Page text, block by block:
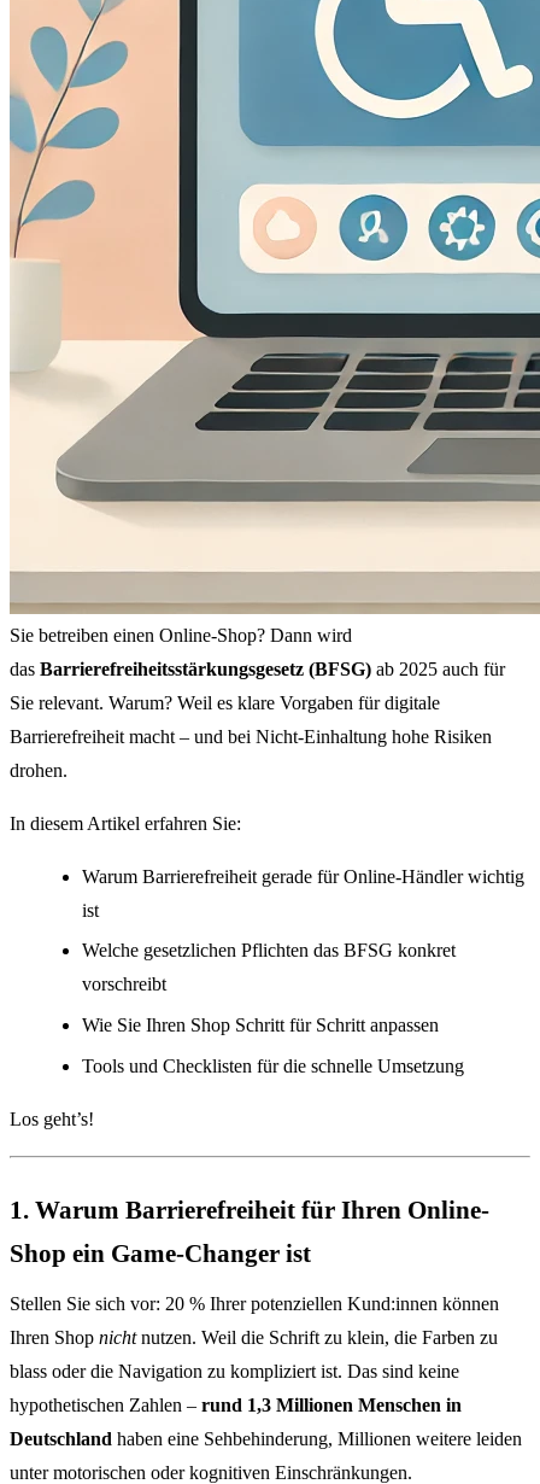
Sie betreiben einen Online-Shop? Dann wird
das Barrierefreiheitsstärkungsgesetz (BFSG) ab 2025 auch für
Sie relevant. Warum? Weil es klare Vorgaben für digitale
Barrierefreiheit macht – und bei Nicht-Einhaltung hohe Risiken
drohen.
In diesem Artikel erfahren Sie:
Warum Barrierefreiheit gerade für Online-Händler wichtig
ist
Welche gesetzlichen Pflichten das BFSG konkret
vorschreibt
Wie Sie Ihren Shop Schritt für Schritt anpassen
Tools und Checklisten für die schnelle Umsetzung
Los geht’s!
1. Warum Barrierefreiheit für Ihren Online-
Shop ein Game-Changer ist
Stellen Sie sich vor: 20 % Ihrer potenziellen Kund:innen können
Ihren Shop nichtnutzen. Weil die Schrift zu klein, die Farben zu
blass oder die Navigation zu kompliziert ist. Das sind keine
hypothetischen Zahlen – rund 1,3 Millionen Menschen in
Deutschland haben eine Sehbehinderung, Millionen weitere leiden
unter motorischen oder kognitiven Einschränkungen.